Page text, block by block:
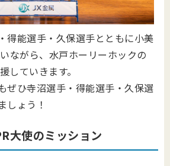
得能選手・久保選手とともに小美
ながら、水戸ホーリーホックの
していきます。
ぜひ寺沼選手・得能選手・久保選
しょう！
大使のミッション